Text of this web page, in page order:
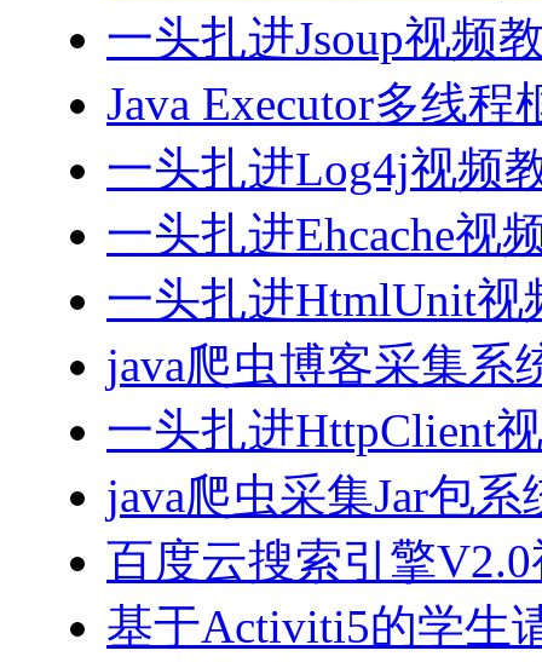
一头扎进Jsoup视频
Java Executor多线
一头扎进Log4j视频
一头扎进Ehcache视
一头扎进HtmlUnit视
java爬虫博客采集系
一头扎进HttpClient
java爬虫采集Jar包
百度云搜索引擎
基于Activiti5的学生